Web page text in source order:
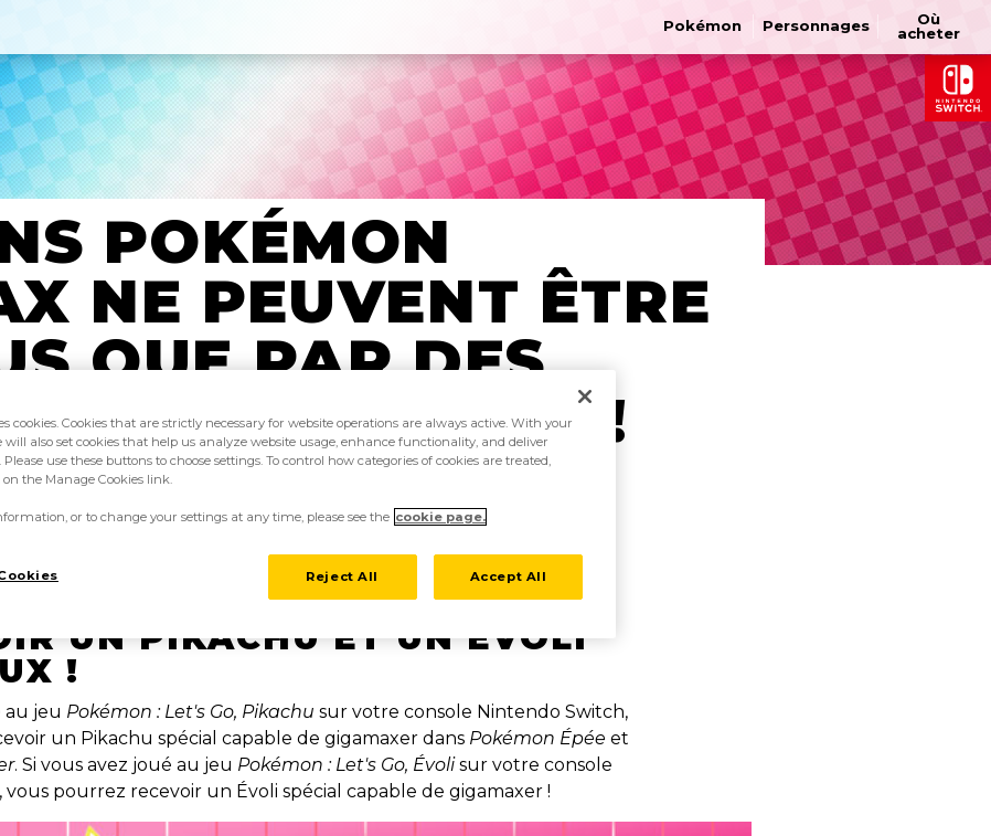
Pokémon Personnages
Où
acheter
POKÉMON
NE PEUVENT ÊTRE
QUE PAR DES
SPÉCIFIQUES !
: LET'S GO, PIKACHU ET
: LET'S GO, ÉVOLIPOUR
UN PIKACHU ET UN ÉVOLI
!
au jeu Pokémon : Let's Go, Pikachu sur votre console Nintendo Switch,
un Pikachu spécial capable de gigamaxer dans Pokémon Épée et
. Si vous avez joué au jeu Pokémon : Let's Go, Évolisur votre console
pourrez recevoir un Évoli spécial capable de gigamaxer !
cookies. Cookies that are strictly necessary for website operations are always active. With your
will also set cookies that help us analyze website usage, enhance functionality, and deliver
use these buttons to choose settings. To control how categories of cookies are treated,
on the Manage Cookies link.
or to change your settings at any time, please see the cookie page.
Reject All Accept All